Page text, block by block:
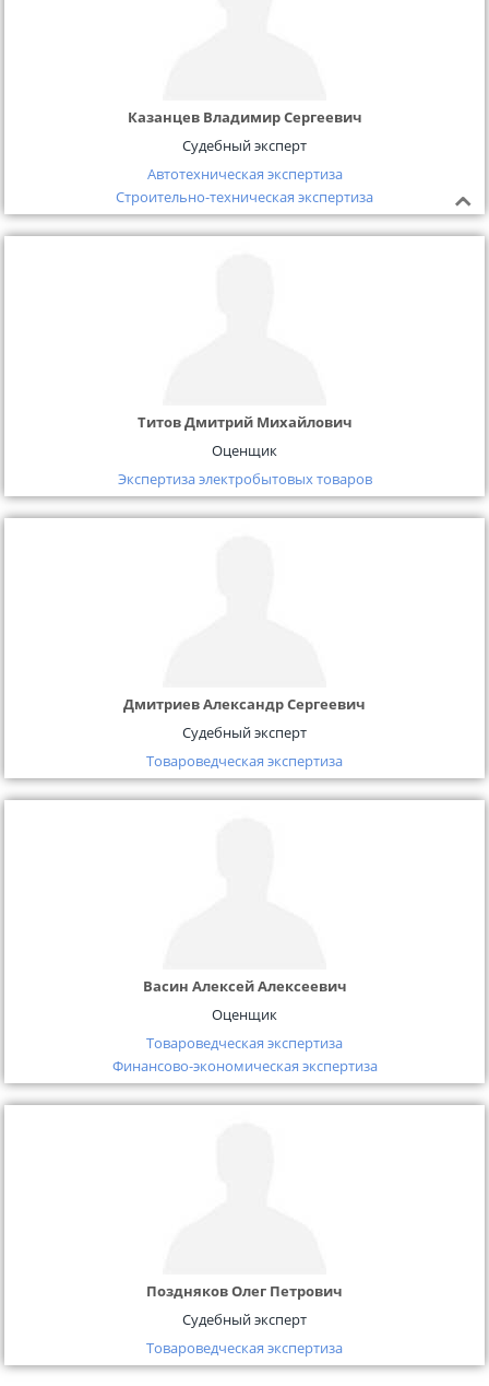
Казанцев Владимир Сергеевич
Судебный эксперт
Автотехническая экспертиза
Строительно-техническая экспертиза
Титов Дмитрий Михайлович
Оценщик
Экспертиза электробытовых товаров
Дмитриев Александр Сергеевич
Судебный эксперт
Товароведческая экспертиза
Васин Алексей Алексеевич
Оценщик
Товароведческая экспертиза
Финансово-экономическая экспертиза
Поздняков Олег Петрович
Судебный эксперт
Товароведческая экспертиза